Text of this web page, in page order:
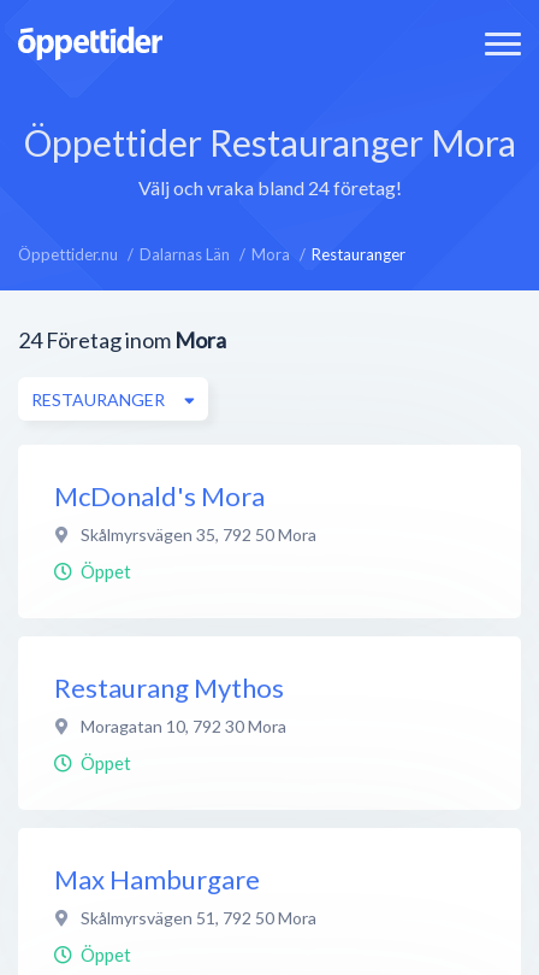
Öppettider Restauranger Mora
Välj och vraka bland 24 företag!
Öppettider.nu Dalarnas Län Mora Restauranger
24 Företag inom Mora
RESTAURANGER
McDonald's Mora
Skålmyrsvägen 35, 792 50Mora
Öppet
Restaurang Mythos
Moragatan 10, 792 30Mora
Öppet
Max Hamburgare
Skålmyrsvägen 51, 792 50Mora
Öppet